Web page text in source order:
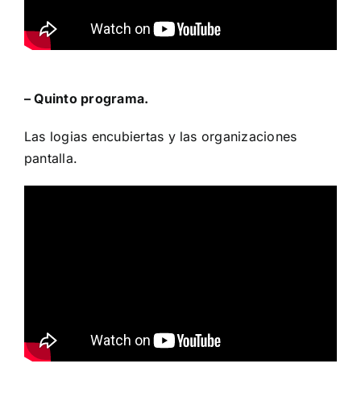
– Quinto programa.
Las logias encubiertas y las organizaciones
pantalla.